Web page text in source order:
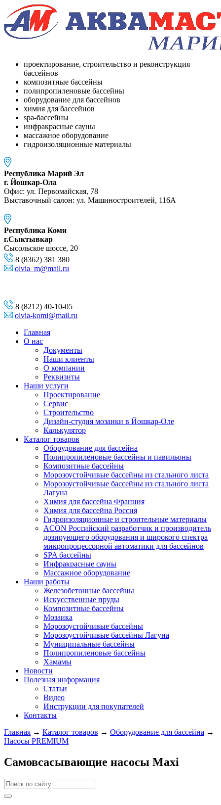
проектирование, строительство и реконструкция
бассейнов
композитные бассейны
полипропиленовые бассейны
оборудование для бассейнов
химия для бассейнов
spa-бассейны
инфракрасные сауны
массажное оборудование
гидроизоляционные материалы
Республика Марий Эл
г. Йошкар-Ола
Офис: ул. Первомайская, 78
Выставочный салон: ул. Машиностроителей, 116A
Республика Коми
г.Сыктывкар
Сысольское шоссе, 20
8 (8362) 381 380
olvia_m@mail.ru
8 (8212) 40-10-05
olvia-komi@mail.ru
Главная
О нас
Документы
Наши клиенты
О компании
Реквизиты
Наши услуги
Проектирование
Сервис
Строительство
Дизайн-студия мозаики в Йошкар-Оле
Калькулятор
Каталог товаров
Оборудование для бассейна
Полипропиленовые бассейны и павильоны
Композитные бассейны
Морозоустойчивые бассейны из стального листа
Морозоустойчивые бассейны из стального листа
Лагуна
Химия для бассейна Франция
Химия для бассейна Россия
Гидроизоляционные и строительные материалы
ACON Российский разработчик и производитель
дозирующего оборудования и широкого спектра
микропроцессорной автоматики для бассейнов
SPA бассейны
Инфракрасные сауны
Массажное оборудование
Наши работы
Железобетонные бассейны
Искусственные пруды
Композитные бассейны
Мозаика
Морозоустойчивые бассейны
Морозоустойчивые бассейны Лагуна
Муниципальные бассейны
Полипропиленовые бассейны
Хамамы
Новости
Полезная информация
Статьи
Видео
Инструкции для покупателей
Контакты
Главная → Каталог товаров → Оборудование для бассейна →
Насосы PREMIUM
Самовсасывающие насосы Maxi